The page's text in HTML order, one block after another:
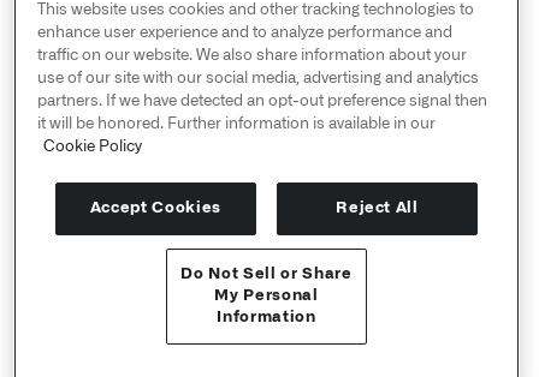
Send feedback
© 2026 Palantir Technologies Inc. All rights
reserved.
Cookies Statement ↗
Privacy Statement ↗
Terms of Use ↗
Do Not Sell or Share My Personal Information
This website uses cookies and other tracking technologies to
enhance user experience and to analyze performance and
traffic on our website. We also share information about your
use of our site with our social media, advertising and analytics
partners. If we have detected an opt-out preference signal then
it will be honored. Further information is available in our
Cookie Policy
Accept Cookies Reject All
Do Not Sell or Share
My Personal
Information